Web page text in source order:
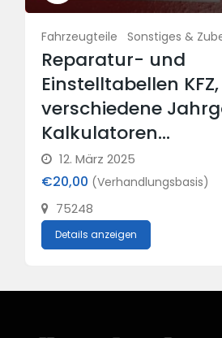
Fahrzeugteile Sonstiges &
Reparatur- und
Einstelltabellen KFZ,
verschiedene
Kalkulatoren…
12. März 2025
€20,00 (Verhandlungsbasis)
75248
Details anzeigen